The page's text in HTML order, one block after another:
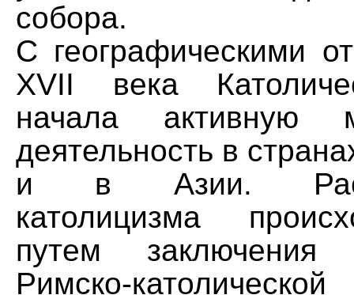
собора.
С географическими
XVII века
начала активную
деятельность в
и в Азии.
католицизма
путем
Римско-